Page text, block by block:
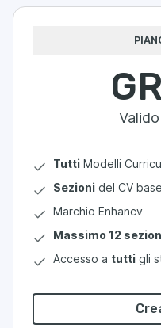
Tutti Modelli
Sezioni del CV base
Marchio Enhancv
Massimo 12
Accesso a tutti gli